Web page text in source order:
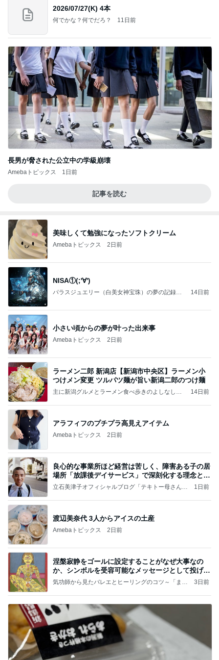
2026/07/27(K) 4本
何でかな？何でだろ？ 11日前
長男が脅された公立中の学級崩壊
Amebaトピックス 1日前
記事を読む
美味しくて勉強になったソフトクリーム
Amebaトピックス 2日前
NISA①(;'∀')
パラスジュエリー（白美女神宝珠）の夢の記録
14日前
小さい頃からの夢が叶った出来事
Amebaトピックス 2日前
ラーメン二郎 新潟店【新潟市中央区】ラーメン小
つけメン変更 ツルパツ麺が旨い新潟二郎のつけ麺
主に新潟グルメとラーメン食べ歩きのよしなしご
14日前
アラフィフのプチプラ高見えアイテム
Amebaトピックス 2日前
良心的な事業所ほど経営は苦しく、障害ある子の居
場所「放課後デイサービス」で深刻化する理念と現
実の
立石美津子オフィシャルブログ「テキトー母さんの
1日前
渡辺美奈代 3人からアイスの土産
Amebaトピックス 2日前
涅槃寂静をゴールに設定することがなぜ大事なの
か、シンボルを受容可能なメッセージとして投げる
ことが
気功師から見たバレエとヒーリングのコツ～「まと
3日前